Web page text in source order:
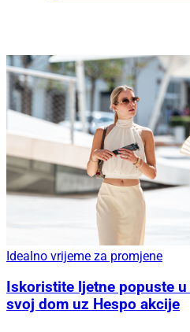
Idealno vrijeme za promjene
Iskoristite ljetne popuste
svoj dom uz Hespo akcije